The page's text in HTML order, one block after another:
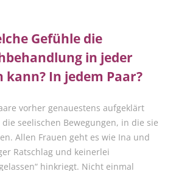
Gefühle die
in jeder
kann? In jedem Paar?
vorher genauestens aufgeklärt
seelischen Bewegungen, in die sie
Allen Frauen geht es wie Ina und
Ratschlag und keinerlei
hinkriegt. Nicht einmal